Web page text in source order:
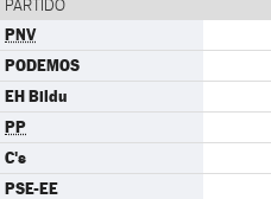
PARTIDO
PNV
PODEMOS
EH Bildu
PP
C's
PSE-EE